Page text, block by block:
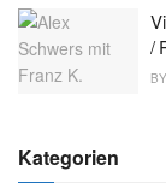
/
BY
Kategorien